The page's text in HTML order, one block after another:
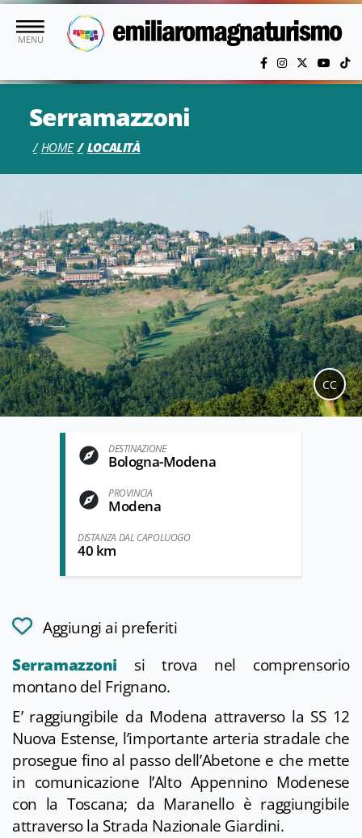
Vai al contenuto principale
MENU
Serramazzoni
HOME LOCALITÀ
CC
DESTINAZIONE
Bologna-Modena
PROVINCIA
Modena
DISTANZA DAL CAPOLUOGO
40 km
Aggiungi ai preferiti
Serramazzoni si trova nel comprensorio
montano del Frignano.
E’ raggiungibile da Modena attraverso la SS 12
Nuova Estense, l’importante arteria stradale che
prosegue fino al passo dell’Abetone e che mette
in comunicazione l’Alto Appennino Modenese
con la Toscana; da Maranello è raggiungibile
attraverso la Strada Nazionale Giardini.